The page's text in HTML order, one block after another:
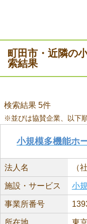
町田市・近隣の
索結果
検索結果 5件
※並びは協賛企業、以下
小規模多機能ホ
法人名 （
施設・サービス 小
事業所番号
所在地 東